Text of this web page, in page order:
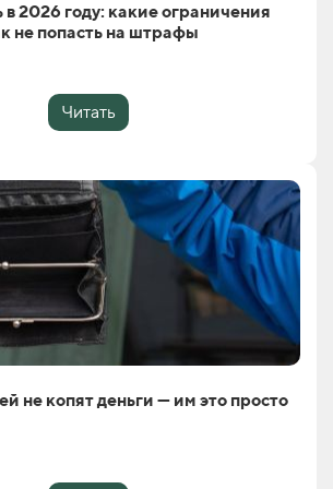
2026 году: какие ограничения
не попасть на штрафы
Читать
не копят деньги — им это просто